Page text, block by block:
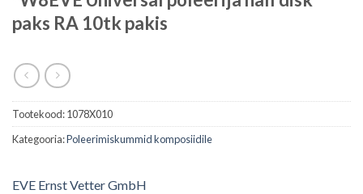
paks RA 10tk pakis
Tootekood:1078X010
Kategooria:Poleerimiskummid komposiidile
EVE Ernst Vetter GmbH